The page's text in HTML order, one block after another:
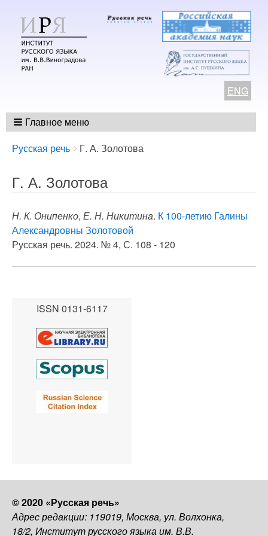
ENG
Главное меню
Breadcrumbs
You
here:
Русская речь Г. А. Золотова
Г. А. Золотова
Н. К. Онипенко, Е. Н. Никитина. К 100-летию Галины
Александровны Золотовой
Русская речь. 2024. № 4, С. 108 - 120
ISSN 0131-6117
© 2020 «Русская речь»
Адрес редакции: 119019, Москва, ул. Волхонка,
18/2, Институт русского языка им. В.В.